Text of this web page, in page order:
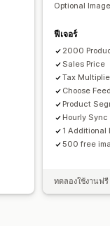
Optional
ฟีเจอร์
2000
Sales Price
Tax
Choose
Product
Hourly
1 Additional
500 free
ทดลองใช้งานฟ